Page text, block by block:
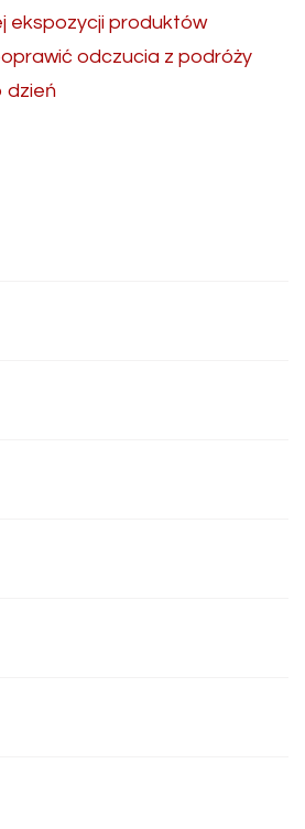
ekspozycji produktów
odczucia z podróży
dzień